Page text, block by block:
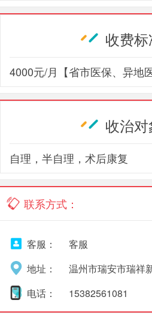
收费
4000元/月【省市医保、异地
收治对
自理，半自理，术后康复
联系方式：
客服：
客服
地址：
温州市瑞安市瑞祥
电话：
15382561081